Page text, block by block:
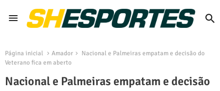
Página inicial Amador
Nacional e Palmeiras empatam e decisão do
Veterano fica em aberto
Nacional e Palmeiras empatam e decisão